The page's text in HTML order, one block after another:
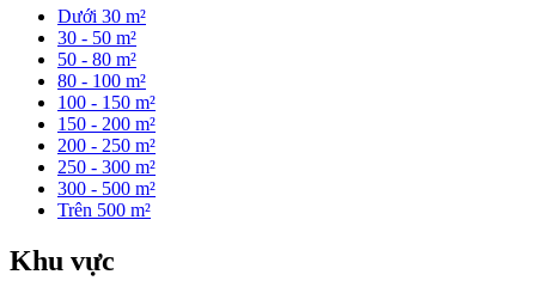
Dưới 30 m²
30 - 50 m²
50 - 80 m²
80 - 100 m²
100 - 150 m²
150 - 200 m²
200 - 250 m²
250 - 300 m²
300 - 500 m²
Trên 500 m²
Khu vực